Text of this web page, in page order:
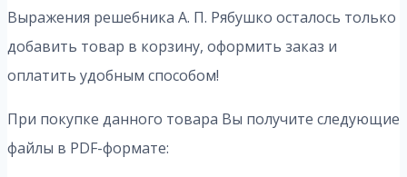
Выражения решебника А. П. Рябушко осталось только
добавить товар в корзину, оформить заказ и
оплатить удобным способом!
При покупке данного товара Вы получите следующие
файлы в PDF-формате: